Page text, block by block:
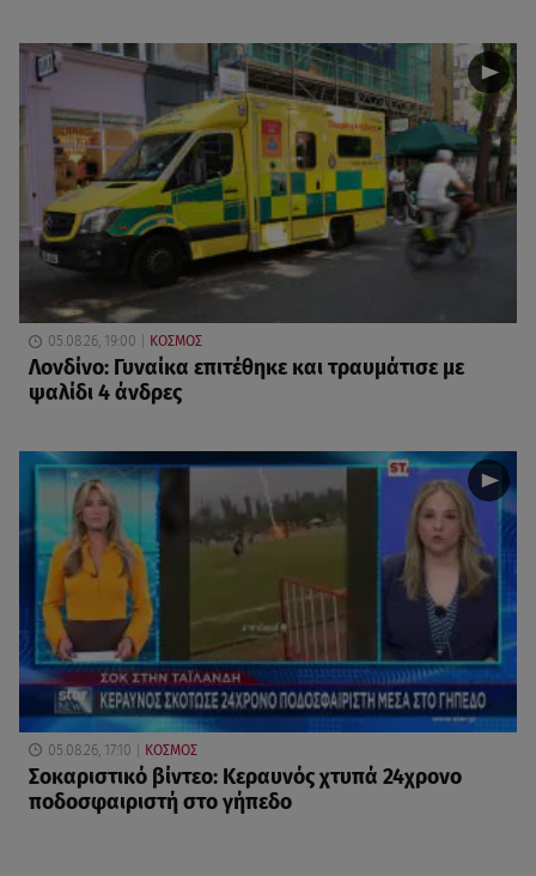
05.08.26, 19:00 ΚΟΣΜΟΣ
Λονδίνο: Γυναίκα επιτέθηκε και τραυμάτισε με
ψαλίδι 4 άνδρες
05.08.26, 17:10 ΚΟΣΜΟΣ
Σοκαριστικό βίντεο: Κεραυνός χτυπά 24χρονο
ποδοσφαιριστή στο γήπεδο